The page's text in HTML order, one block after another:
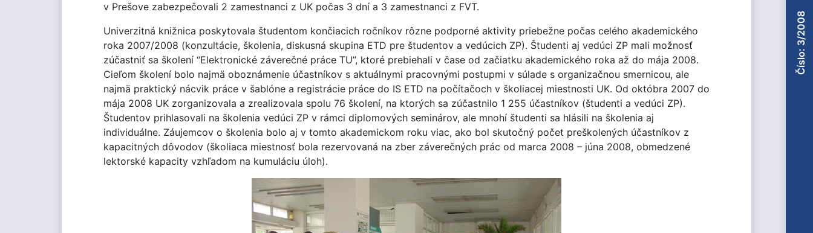
v Prešove zabezpečovali 2 zamestnanci z UK počas 3 dní a 3 zamestnanci z FVT.
Univerzitná knižnica poskytovala študentom končiacich ročníkov rôzne podporné aktivity priebežne počas celého akademického
roka 2007/2008 (konzultácie, školenia, diskusná skupina ETD pre študentov a vedúcich ZP). Študenti aj vedúci ZP mali možnosť
zúčastniť sa školení “Elektronické záverečné práce TU”, ktoré prebiehali v čase od začiatku akademického roka až do mája 2008.
Cieľom školení bolo najmä oboznámenie účastníkov s aktuálnymi pracovnými postupmi v súlade s organizačnou smernicou, ale
najmä praktický nácvik práce v šablóne a registrácie práce do IS ETD na počítačoch v školiacej miestnosti UK. Od októbra 2007 do
mája 2008 UK zorganizovala a zrealizovala spolu 76 školení, na ktorých sa zúčastnilo 1 255 účastníkov (študenti a vedúci ZP).
Študentov prihlasovali na školenia vedúci ZP v rámci diplomových seminárov, ale mnohí študenti sa hlásili na školenia aj
individuálne. Záujemcov o školenia bolo aj v tomto akademickom roku viac, ako bol skutočný počet preškolených účastníkov z
kapacitných dôvodov (školiaca miestnosť bola rezervovaná na zber záverečných prác od marca 2008 – júna 2008, obmedzené
lektorské kapacity vzhľadom na kumuláciu úloh).
Číslo: 3/2008